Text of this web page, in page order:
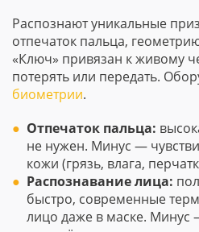
Распознают уникальные
отпечаток пальца,
«Ключ» привязан к живому
потерять или передать.
биометрии.
Отпечаток пальца:
не нужен. Минус —
кожи (грязь, влага,
Распознавание лица:
быстро, современные
лицо даже в маске.